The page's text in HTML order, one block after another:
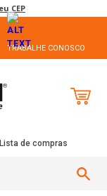
CEP
TRABALHE CONOSCO
Lista de compras